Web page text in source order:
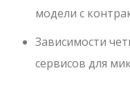
модели с
Зависимости
сервисов для